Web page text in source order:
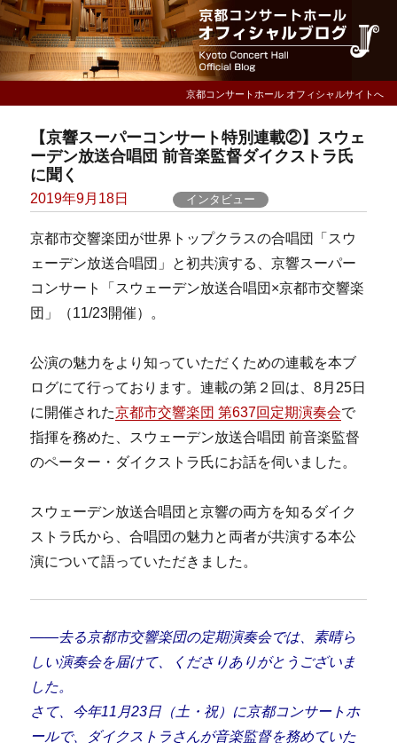
京都コンサートホール オフィシャルサイトへ
【京響スーパーコンサート特別連載②】スウェ
ーデン放送合唱団 前音楽監督ダイクストラ氏
に聞く
Posted
2019年9月18日 インタビュー
京都市交響楽団が世界トップクラスの合唱団「スウ
ェーデン放送合唱団」と初共演する、京響スーパー
コンサート「スウェーデン放送合唱団×京都市交響楽
団」（11/23開催）。
公演の魅力をより知っていただくための連載を本ブ
ログにて行っております。連載の第２回は、8月25日
に開催された京都市交響楽団 第637回定期演奏会で
指揮を務めた、スウェーデン放送合唱団 前音楽監督
のペーター・ダイクストラ氏にお話を伺いました。
スウェーデン放送合唱団と京響の両方を知るダイク
ストラ氏から、合唱団の魅力と両者が共演する本公
演について語っていただきました。
――去る京都市交響楽団の定期演奏会では、 素晴ら
しい演奏会を届けて、くださりありがとうございま
した。
さて、今年11月23日（土・祝）に京都コンサートホ
ールで、ダイクストラさんが音楽監督を務めていた